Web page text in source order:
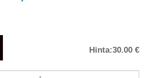
Hinta:30.00 €